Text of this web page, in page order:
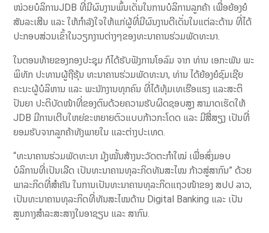
ໜ່ວຍບໍລິການJDB ທີ່ມີຜົນງານພົ້ນເດັ່ນໃນການບໍລິການລູກຄ້າ ເພື່ອຍ້ອງຍໍ
ສັນລະເສີນ ແລະ ໃຫ້ກຳລັງໃຈໃຫ້ແກ່ຜູ້ທີ່ມີຜົນງານດີເດັ່ນໃນແຕ່ລະດ້ານ ທີ່ໄດ້
ປະກອບສ່ວນເຂົ້າໃນວຽກງານຕ່າງໆຂອງທະນາຄານຮ່ວມພັດທະນາ.
ໃນຕອນທ້າຍຂອງກອງປະຊຸມ ກໍໄດ້ຮັບຟັງການໂອລົມ ຈາກ ທ່ານ ເອກະພັນ ພະ
ພິທັກ ປະທານຜູ້ຖືຮຸ້ນ ທະນາຄານຮ່ວມພັດທະນາ, ທ່ານ ໄດ້ຍ້ອງຍໍຊົມເຊີຍ
ຄະນະຜູ້ບໍລິຫານ ແລະ ພະນັກງານທຸກຄົນ ທີ່ໄດ້ທຸ້ມເທເຮືອແຮງ ແລະສະຕິ
ປັນຍາ ປະຕິບັດໜ້າທີ່ຂອງຕົນດ້ວຍຄວາມຮັບຜິດຊອບສູງ ສາມາດເຮັດໃຫ້
JDB ມີການເຕີບໃຫຍ່ຂະຫຍາຍຕົວແບບກ້າວກະໂດດ ແລະ ມີສື່ສຽງ ເປັນທີ່
ຍອມຮັບຈາກລູກຄ້າທັງພາຍໃນ ແລະຕ່າງປະເທດ.
“ທະນາຄານຮ່ວມພັດທະນາ ມຸ້ງໝັ້ນສ້າງນະວັດຕະກຳໃໝ່ ເພື່ອສົ່ງມອບ
ບໍລິການທີ່ເປັນເລີດ ເປັນທະນາຄານທຸລະກິດທັນສະໄໝ ກ້າວສູ່ສາກົນ” ດ້ວຍ
ພາລະກິດທີ່ສຳຄັນ ໃນການເປັນທະນາຄານທຸລະກິດແຖວໜ້າຂອງ ສປປ ລາວ,
ເປັນທະນາຄານທຸລະກິດທີ່ທັນສະໄໝດ້ານ Digital Banking ແລະ ເປັນ
ສູນກາງສຳລະສະສາງໃນອາຊຽນ ແລະ ສາກົນ.